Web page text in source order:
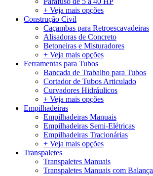
+ Veja mais opções
Construção Civil
Caçambas para Retroescavadeiras
Alisadoras de Concreto
Betoneiras e Misturadores
+ Veja mais opções
Ferramentas para Tubos
Bancada de Trabalho para Tubos
Cortador de Tubos Articulado
Curvadores Hidráulicos
+ Veja mais opções
Empilhadeiras
Empilhadeiras Manuais
Empilhadeiras Semi-Elétricas
Empilhadeiras Tracionárias
+ Veja mais opções
Transpaletes
Transpaletes Manuais
Transpaletes Manuais com Balança